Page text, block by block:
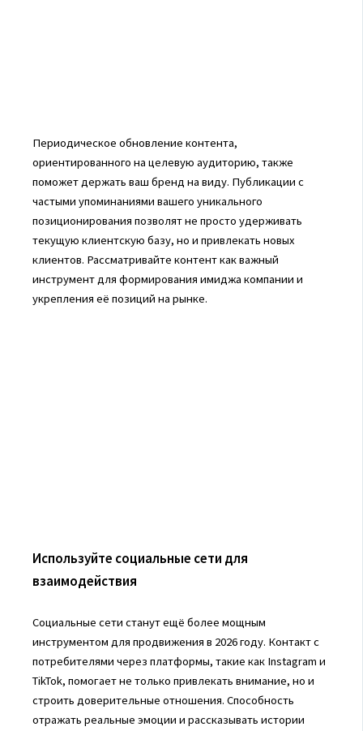
Периодическое обновление контента,
ориентированного на целевую аудиторию, также
поможет держать ваш бренд на виду. Публикации с
частыми упоминаниями вашего уникального
позиционирования позволят не просто удерживать
текущую клиентскую базу, но и привлекать новых
клиентов. Рассматривайте контент как важный
инструмент для формирования имиджа компании и
укрепления её позиций на рынке.
Используйте социальные сети для
взаимодействия
Социальные сети станут ещё более мощным
инструментом для продвижения в 2026 году. Контакт с
потребителями через платформы, такие как Instagram и
TikTok, помогает не только привлекать внимание, но и
строить доверительные отношения. Способность
отражать реальные эмоции и рассказывать истории